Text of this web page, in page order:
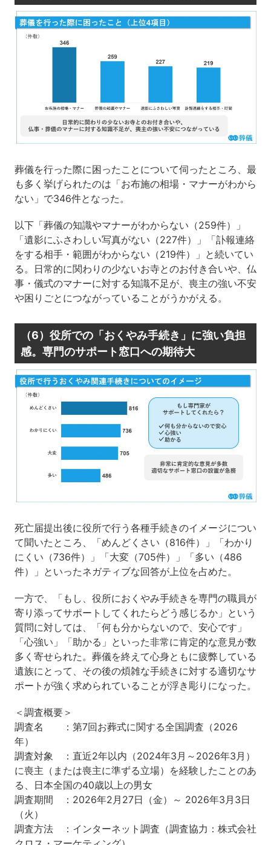
葬儀を行った際に困ったことについて伺ったところ、最
も多く挙げられたのは「お布施の相場・マナーがわから
ない」で346件となった。
以下「葬儀の知識やマナーがわからない（259件）」
「遺影にふさわしい写真がない（227件）」「訃報連絡
をする相手・範囲がわからない（219件）」と続いてい
る。日常的に関わりの少ないお寺とのお付き合いや、仏
事・儀式のマナーに対する知識不足が、喪主の強い不安
や困りごとにつながっていることがうかがえる。
（6）役所での「おくやみ手続き」に強い負担
感。専門のサポート窓口への期待大
死亡届提出後に役所で行う各種手続きのイメージについ
て聞いたところ、「めんどくさい（816件）」「わかり
にくい（736件）」「大変（705件）」「多い（486
件）」といったネガティブな回答が上位を占めた。
一方で、「もし、役所におくやみ手続きを専門の職員が
寄り添ってサポートしてくれたらどう感じるか」という
質問に対しては、「何も分からないので、安心です」
「心強い」「助かる」といった非常に肯定的な意見が数
多く寄せられた。葬儀を終えて心身ともに疲弊している
遺族にとって、その後の煩雑な手続きに対する適切なサ
ポートが強く求められていることが浮き彫りになった。
＜調査概要＞
調査名 ：第7回お葬式に関する全国調査（2026
年）
調査対象 ：直近2年以内（2024年3月～2026年3月）
に喪主（または喪主に準ずる立場）を経験したことのあ
る、日本全国の40歳以上の男女
調査期間 ：2026年2月27日（金）～ 2026年3月3日
（火）
調査方法 ：インターネット調査（調査協力：株式会社